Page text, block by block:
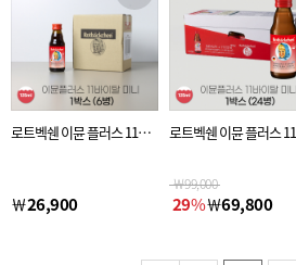
로트벡쉔 이뮨 플러스 11바
￦26,900
로트벡쉔 이뮨 플러스
￦99,000
29%￦69,800